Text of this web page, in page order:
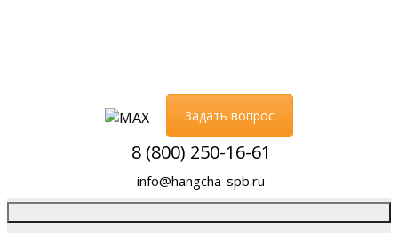
Задать вопрос
8 (800) 250-16-61
info@hangcha-spb.ru